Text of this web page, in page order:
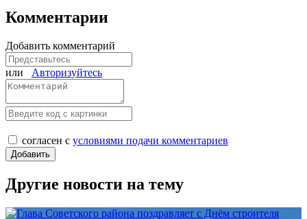
Комментарии
Добавить комментарий
или Авторизуйтесь
согласен с условиями подачи комментариев
Другие новости на тему